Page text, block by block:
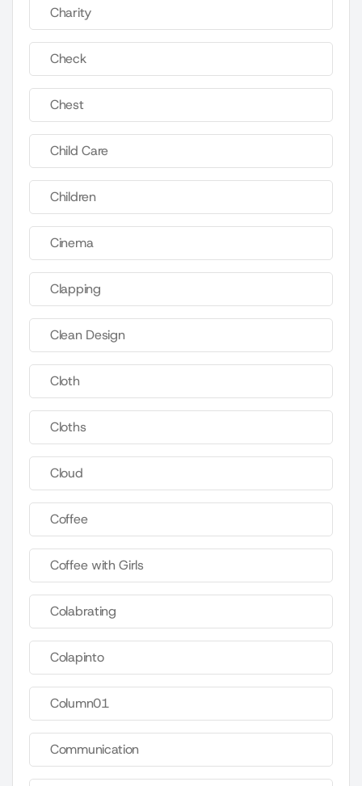
Charity
Check
Chest
Child Care
Children
Cinema
Clapping
Clean Design
Cloth
Cloths
Cloud
Coffee
Coffee with Girls
Colabrating
Colapinto
Column01
Communication